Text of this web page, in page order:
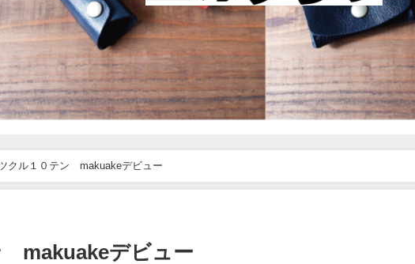
クル１０テン makuakeデビュー
makuakeデビュー